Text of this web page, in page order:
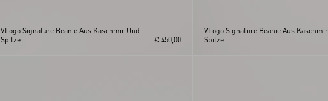
VLogo Signature Beanie Aus Kaschmir Und
Spitze
€ 450,00
VLogo Signature Beanie Aus
Spitze